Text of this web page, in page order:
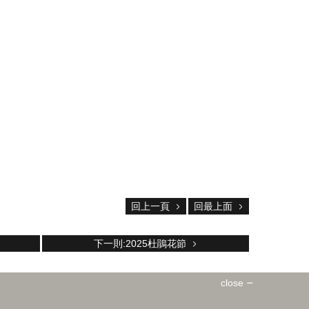
回上一頁 回最上面
下一則:2025杜鵑花節
close